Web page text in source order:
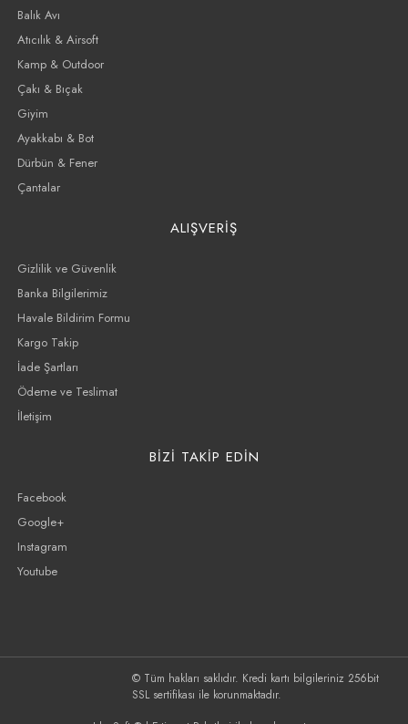
Balık Avı
Atıcılık & Airsoft
Kamp & Outdoor
Çakı & Bıçak
Giyim
Ayakkabı & Bot
Dürbün & Fener
Çantalar
ALIŞVERİŞ
Gizlilik ve Güvenlik
Banka Bilgilerimiz
Havale Bildirim Formu
Kargo Takip
İade Şartları
Ödeme ve Teslimat
İletişim
BİZİ TAKİP EDİN
Facebook
Google+
Instagram
Youtube
© Tüm hakları saklıdır. Kredi kartı bilgileriniz 256bit
SSL sertifikası ile korunmaktadır.